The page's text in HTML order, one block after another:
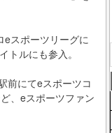
eスポーツリーグに
トルにも参入。
前にてeスポーツコ
、eスポーツファン